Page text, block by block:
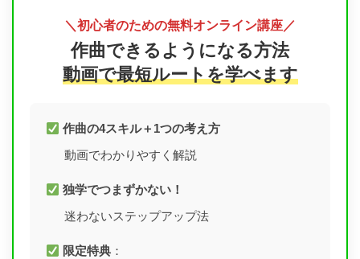
＼初心者のための無料オンライン講座／
作曲できるようになる方法
動画で最短ルートを学べます
作曲の4スキル＋1つの考え方
動画でわかりやすく解説
独学でつまずかない！
迷わないステップアップ法
限定特典 ：